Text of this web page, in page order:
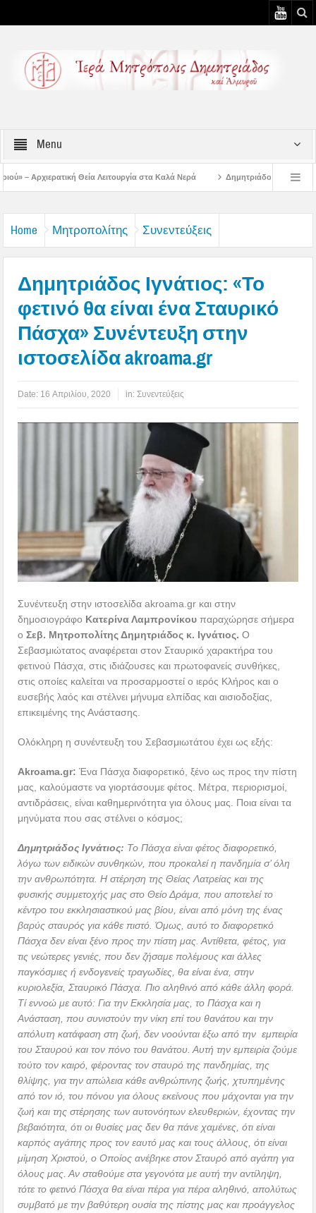
Menu
Λειτουργία στα Καλά Νερά Δημητριάδος Ιγνάτιος: «Ο Ναός είναι ο τόπος
Home Μητροπολίτης Συνεντεύξεις
Δημητριάδος Ιγνάτιος: «Το
φετινό θα είναι ένα Σταυρικό
Πάσχα» Συνέντευξη στην
ιστοσελίδα akroama.gr
Date: 16 Απριλίου, 2020 in:Συνεντεύξεις
Συνέντευξη στην ιστοσελίδα akroama.gr και στην
δημοσιογράφο Κατερίνα Λαμπρονίκου παραχώρησε σήμερα
οΣεβ. Μητροπολίτης Δημητριάδος κ. Ιγνάτιος. Ο
Σεβασμιώτατος αναφέρεται στον Σταυρικό χαρακτήρα του
φετινού Πάσχα, στις ιδιάζουσες και πρωτοφανείς συνθήκες,
στις οποίες καλείται να προσαρμοστεί ο ιερός Κλήρος και ο
ευσεβής λαός και στέλνει μήνυμα ελπίδας και αισιοδοξίας,
επικειμένης της Ανάστασης.
Ολόκληρη η συνέντευξη του Σεβασμιωτάτου έχει ως εξής:
Akroama.gr: Ένα Πάσχα διαφορετικό, ξένο ως προς την πίστη
μας, καλούμαστε να γιορτάσουμε φέτος. Μέτρα, περιορισμοί,
αντιδράσεις, είναι καθημερινότητα για όλους μας. Ποια είναι τα
μηνύματα που σας στέλνει ο κόσμος;
Δημητριάδος Ιγνάτιος: Το Πάσχα είναι φέτος διαφορετικό,
λόγω των ειδικών συνθηκών, που προκαλεί η πανδημία σ’ όλη
την ανθρωπότητα. Η στέρηση της Θείας Λατρείας και της
φυσικής συμμετοχής μας στο Θείο Δράμα, που αποτελεί το
κέντρο του εκκλησιαστικού μας βίου, είναι από μόνη της ένας
βαρύς σταυρός για κάθε πιστό. Όμως, αυτό το διαφορετικό
Πάσχα δεν είναι ξένο προς την πίστη μας. Αντίθετα, φέτος, για
τις νεώτερες γενιές, που δεν ζήσαμε πολέμους και άλλες
παγκόσμιες ή ενδογενείς τραγωδίες, θα είναι ένα, στην
κυριολεξία, Σταυρικό Πάσχα. Πιο αληθινό από κάθε άλλη φορά.
Τί εννοώ με αυτό: Για την Εκκλησία μας, το Πάσχα και η
Ανάσταση, που συνιστούν την νίκη επί του θανάτου και την
απόλυτη κατάφαση στη ζωή, δεν νοούνται έξω από την εμπειρία
του Σταυρού και τον πόνο του θανάτου. Αυτή την εμπειρία ζούμε
τούτο τον καιρό, φέροντας τον σταυρό της πανδημίας, της
θλίψης, για την απώλεια κάθε ανθρώπινης ζωής, χτυπημένης
από τον ιό, του πόνου για όλους εκείνους που μάχονται για την
ζωή και της στέρησης των αυτονόητων ελευθεριών, έχοντας την
βεβαιότητα, ότι οι θυσίες μας δεν θα πάνε χαμένες, ότι είναι
καρπός αγάπης προς τον εαυτό μας και τους άλλους, ότι είναι
μίμηση Χριστού, ο Οποίος ανέβηκε στον Σταυρό από αγάπη για
όλους μας. Αν σταθούμε στα γεγονότα με αυτή την αντίληψη,
τότε το φετινό Πάσχα θα είναι πέρα για πέρα αληθινό, απολύτως
συμβατό με την βαθύτερη ουσία της πίστης μας και προάγγελος